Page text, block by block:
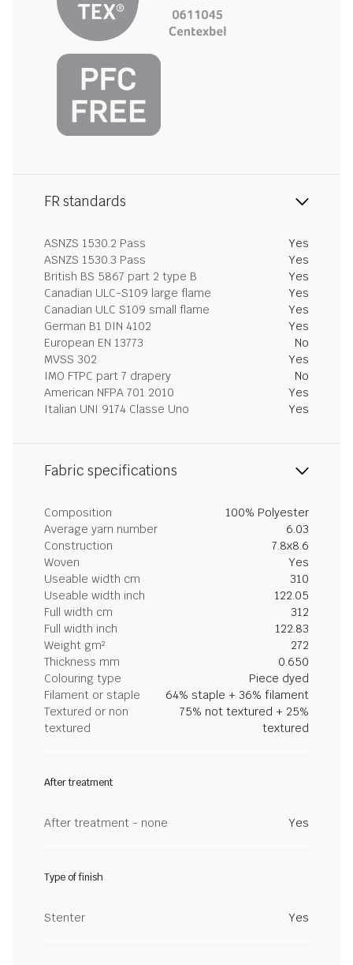
FR standards
ASNZS 1530.2 Pass
Yes
ASNZS 1530.3 Pass
Yes
British BS 5867 part 2 type B
Yes
Canadian ULC-S109 large flame
Yes
Canadian ULC S109 small flame
Yes
German B1 DIN 4102
Yes
European EN 13773
No
MVSS 302
Yes
IMO FTPC part 7 drapery
No
American NFPA 701 2010
Yes
Italian UNI 9174 Classe Uno
Yes
Fabric specifications
Composition
100% Polyester
Average yarn number
6.03
Construction
7.8x8.6
Woven
Yes
Useable width cm
310
Useable width inch
122.05
Full width cm
312
Full width inch
122.83
Weight gm²
272
Thickness mm
0.650
Colouring type
Piece dyed
Filament or staple
64% staple + 36% filament
Textured or non
textured
75% not textured + 25%
textured
After treatment
After treatment - none Yes
Type of finish
Stenter Yes